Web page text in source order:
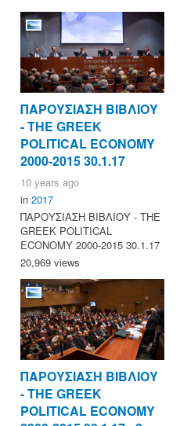
ΠΑΡΟΥΣΙΑΣΗ ΒΙΒΛΙΟΥ
- ΤΗΕ GREEK
POLITICAL ECONOMY
2000-2015 30.1.17
10 years ago
in 2017
ΠΑΡΟΥΣΙΑΣΗ ΒΙΒΛΙΟΥ - ΤΗΕ
GREEK POLITICAL
ECONOMY 2000-2015 30.1.17
20,969 views
ΠΑΡΟΥΣΙΑΣΗ ΒΙΒΛΙΟΥ
- ΤΗΕ GREEK
POLITICAL ECONOMY